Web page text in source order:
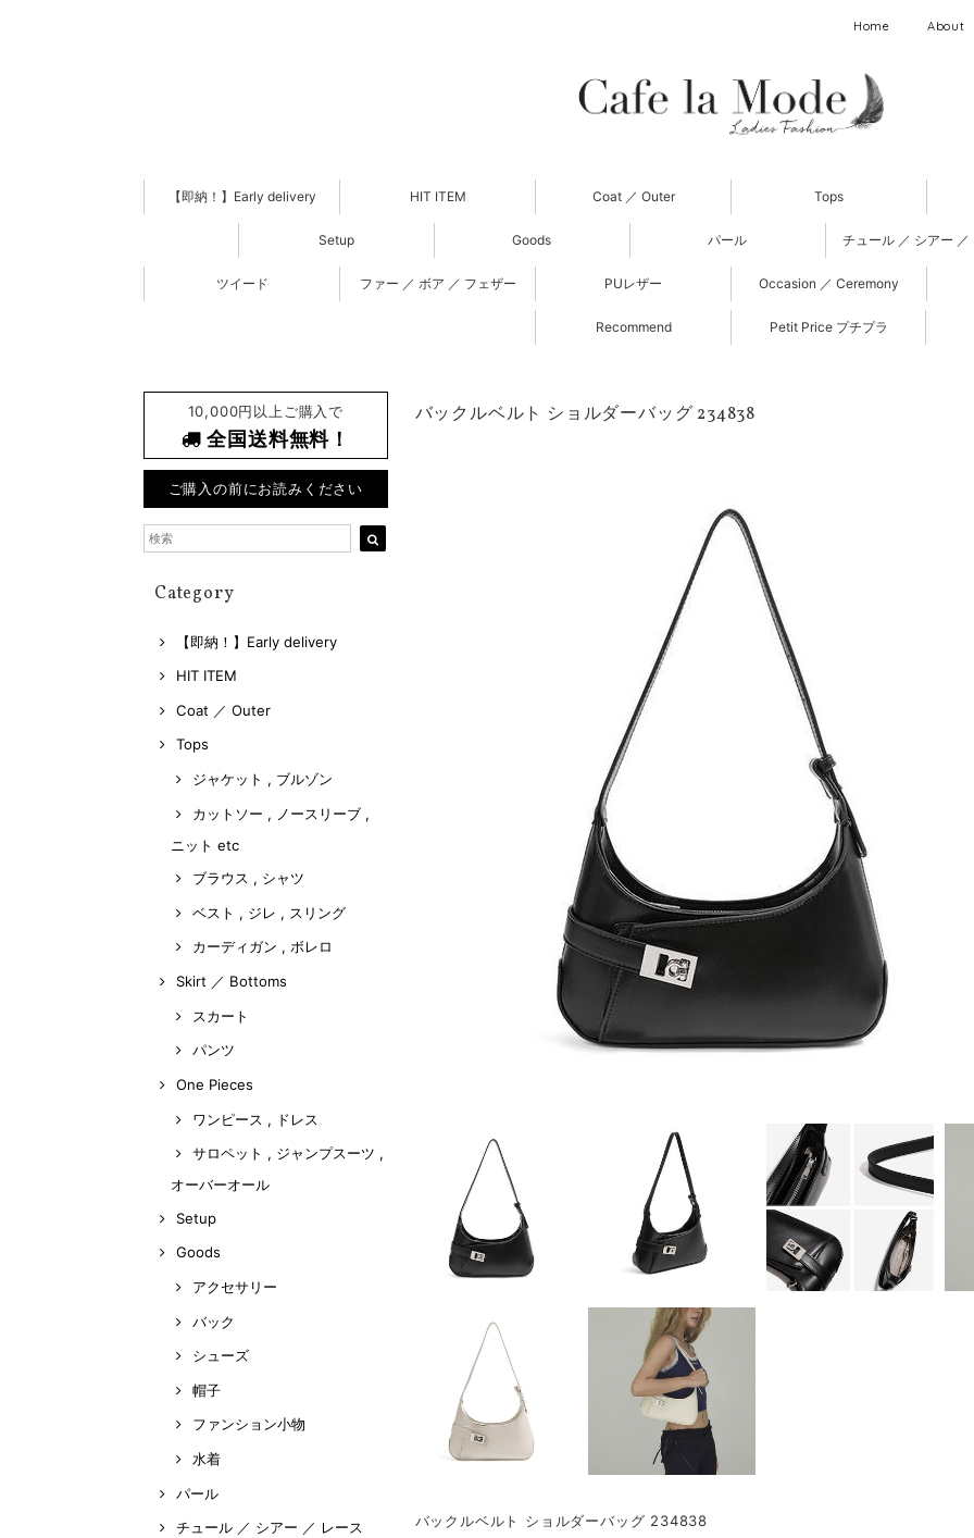
Home About
【即納！】Early delivery HIT ITEM Coat ／ Outer Tops
Setup Goods パール チュール ／ シアー ／
ツイード ファー ／ ボア ／ フェザー PUレザー Occasion ／ Ceremony
Recommend Petit Price プチプラ
10,000円以上ご購入で
全国送料無料！
ご購入の前にお読みください
Category
【即納！】Early delivery
HIT ITEM
Coat ／ Outer
Tops
ジャケット , ブルゾン
カットソー , ノースリーブ ,
ニット etc
ブラウス , シャツ
ベスト , ジレ , スリング
カーディガン , ボレロ
Skirt ／ Bottoms
スカート
パンツ
One Pieces
ワンピース , ドレス
サロペット , ジャンプスーツ ,
オーバーオール
Setup
Goods
アクセサリー
バック
シューズ
帽子
ファンション小物
水着
パール
チュール ／ シアー ／ レース
バックルベルト ショルダーバッグ 234838
バックルベルト ショルダーバッグ 234838